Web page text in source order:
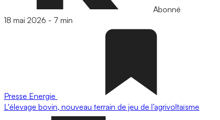
Abonné
18 mai 2026 - 7 min
Presse Energie
L'élevage bovin, nouveau terrain de jeu de l’agrivoltaïsme